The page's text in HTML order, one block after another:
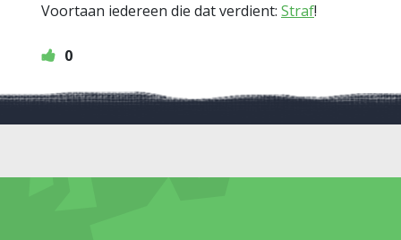
Voortaan iedereen die dat verdient: Straf!
0